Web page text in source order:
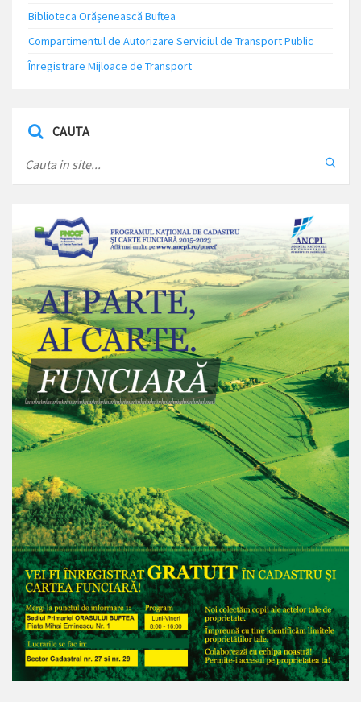
Biblioteca Orășenească Buftea
Compartimentul de Autorizare Serviciul de Transport Public
Înregistrare Mijloace de Transport
CAUTA